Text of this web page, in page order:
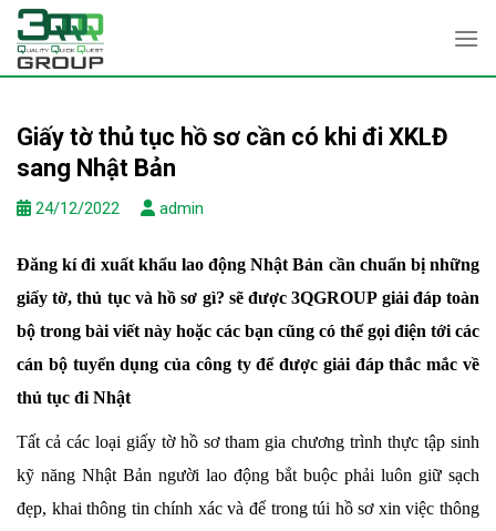
Skip
content
Giấy tờ thủ tục hồ sơ cần có khi đi XKLĐ
sang Nhật Bản
24/12/2022 admin
Đăng kí đi xuất khẩu lao động Nhật Bản cần chuẩn bị những
giấy tờ, thủ tục và hồ sơ gì? sẽ được 3QGROUP giải đáp toàn
bộ trong bài viết này hoặc các bạn cũng có thể gọi điện tới các
cán bộ tuyển dụng của công ty để được giải đáp thắc mắc về
thủ tục đi Nhật
Tất cả các loại giấy tờ hồ sơ tham gia chương trình thực tập sinh
kỹ năng Nhật Bản người lao động bắt buộc phải luôn giữ sạch
đẹp, khai thông tin chính xác và để trong túi hồ sơ xin việc thông